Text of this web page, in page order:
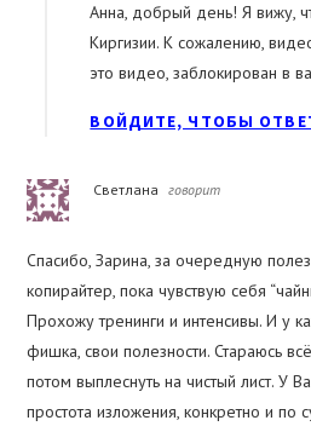
Анна, добрый день! Я вижу,
Киргизии. К сожалению,
это видео, заблокирован в
ВОЙДИТЕ, ЧТОБЫ
Светлана говорит
Спасибо, Зарина, за очередную
копирайтер, пока чувствую себя
Прохожу тренинги и интенсивы. И у
фишка, свои полезности. Стараюсь
потом выплеснуть на чистый лист. У
простота изложения, конкретно и по